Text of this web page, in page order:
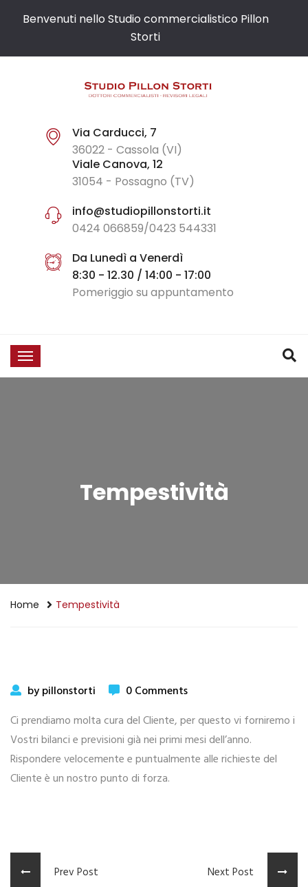
Benvenuti nello Studio commercialistico Pillon
Storti
Via Carducci, 7
36022 - Cassola (VI)
Viale Canova, 12
31054 - Possagno (TV)
info@studiopillonstorti.it
0424 066859/0423 544331
Da Lunedì a Venerdì
8:30 - 12.30 / 14:00 - 17:00
Pomeriggio su appuntamento
Tempestività
Home Tempestività
by pillonstorti
0 Comments
Ci prendiamo molta cura del Cliente, per questo vi forniremo i
Vostri bilanci e previsioni già nei primi mesi dell’anno.
Rispondere velocemente e puntualmente alle richieste del
Cliente è un nostro punto di forza.
Prev Post Next Post